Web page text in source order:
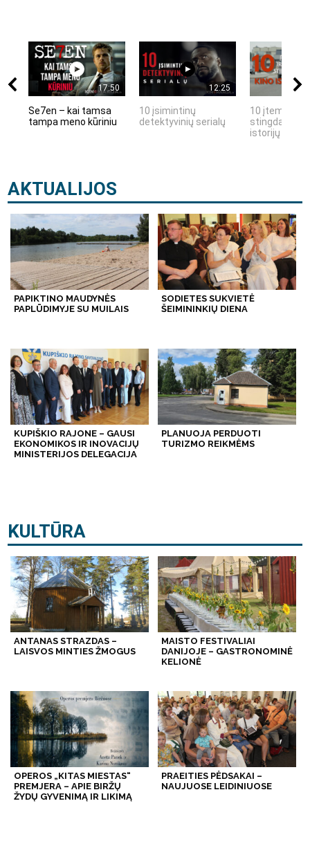
17:50
Se7en – kai tamsa
tampa meno kūriniu
12:25
10 įsimintinų
detektyvinių serialų
10 įtemptų,
stingdančių
istorijų
AKTUALIJOS
PAPIKTINO MAUDYNĖS
PAPLŪDIMYJE SU MUILAIS
SODIETES SUKVIETĖ
ŠEIMININKIŲ DIENA
KUPIŠKIO RAJONE – GAUSI
EKONOMIKOS IR INOVACIJŲ
MINISTERIJOS DELEGACIJA
PLANUOJA PERDUOTI
TURIZMO REIKMĖMS
KULTŪRA
ANTANAS STRAZDAS –
LAISVOS MINTIES ŽMOGUS
MAISTO FESTIVALIAI
DANIJOJE – GASTRONOMINĖ
KELIONĖ
OPEROS „KITAS MIESTAS“
PREMJERA – APIE BIRŽŲ
ŽYDŲ GYVENIMĄ IR LIKIMĄ
PRAEITIES PĖDSAKAI –
NAUJUOSE LEIDINIUOSE